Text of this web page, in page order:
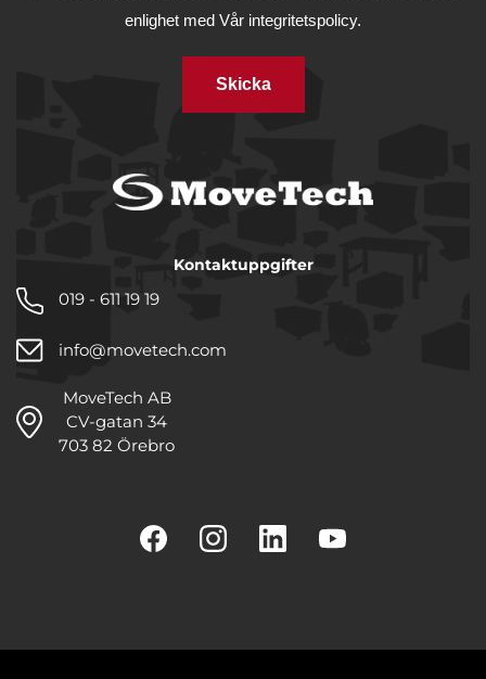
enlighet med Vår integritetspolicy.
Skicka
Kontaktuppgifter
019 - 611 19 19
info@movetech.com
MoveTech AB
CV-gatan 34
703 82 Örebro